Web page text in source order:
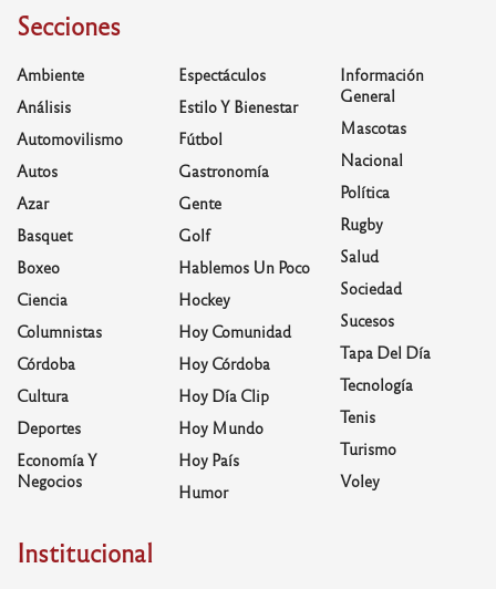
Secciones
Ambiente
Análisis
Automovilismo
Autos
Azar
Basquet
Boxeo
Ciencia
Columnistas
Córdoba
Cultura
Deportes
Economía Y
Negocios
Espectáculos
Estilo Y Bienestar
Fútbol
Gastronomía
Gente
Golf
Hablemos Un Poco
Hockey
Hoy Comunidad
Hoy Córdoba
Hoy Día Clip
Hoy Mundo
Hoy País
Humor
Información
General
Mascotas
Nacional
Política
Rugby
Salud
Sociedad
Sucesos
Tapa Del Día
Tecnología
Tenis
Turismo
Voley
Institucional